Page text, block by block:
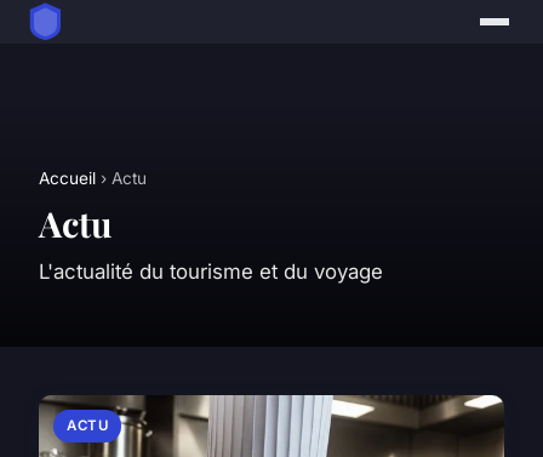
Accueil › Actu
Actu
L'actualité du tourisme et du voyage
ACTU